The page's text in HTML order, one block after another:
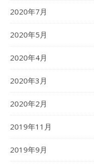
2020年7月
2020年5月
2020年4月
2020年3月
2020年2月
2019年11月
2019年9月